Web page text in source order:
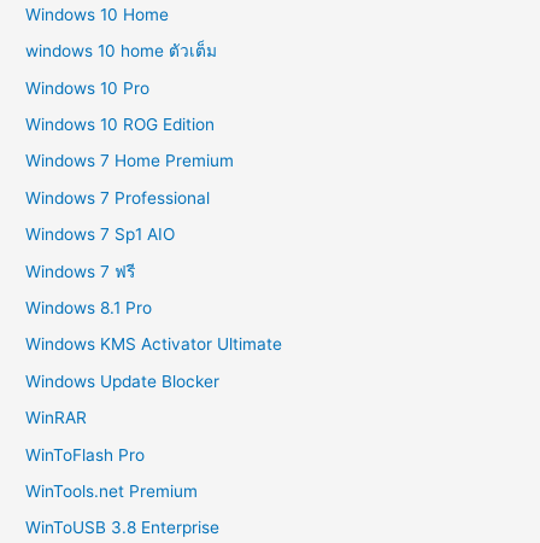
Windows 10 Home
windows 10 home ตัวเต็ม
Windows 10 Pro
Windows 10 ROG Edition
Windows 7 Home Premium
Windows 7 Professional
Windows 7 Sp1 AIO
Windows 7 ฟรี
Windows 8.1 Pro
Windows KMS Activator Ultimate
Windows Update Blocker
WinRAR
WinToFlash Pro
WinTools.net Premium
WinToUSB 3.8 Enterprise